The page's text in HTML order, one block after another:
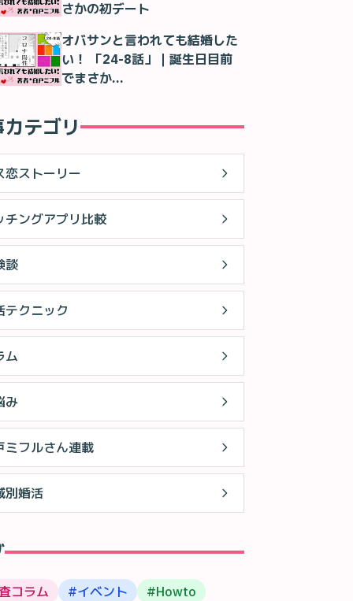
さかの初デート
オバサンと言われても結婚した
い！ 「24-8話」｜誕生日目前
でまさか…
テゴリ
恋ストーリー
チングアプリ比較
談
テクニック
ム
み
ミフルさん連載
別婚活
コラム #イベント #Howto